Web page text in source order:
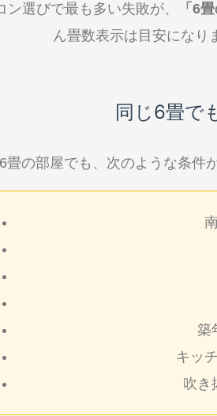
ン選びで最も多い失敗が、
「6
ん畳数表示は目安になり
同じ6畳で
畳の部屋でも、次のような条件
築
キッ
吹き